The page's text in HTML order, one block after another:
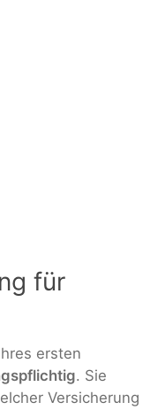
für
ersten
. Sie
Versicherung